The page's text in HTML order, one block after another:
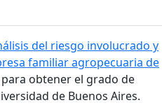
del riesgo involucrado y
familiar agropecuaria de
obtener el grado de
de Buenos Aires.